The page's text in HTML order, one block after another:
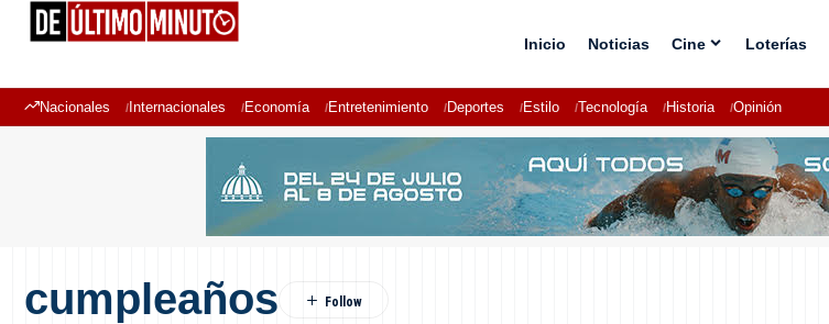
Inicio Noticias Cine Loterías
Nacionales Internacionales Economía Entretenimiento Deportes Estilo Tecnología Historia Opinión
cumpleaños